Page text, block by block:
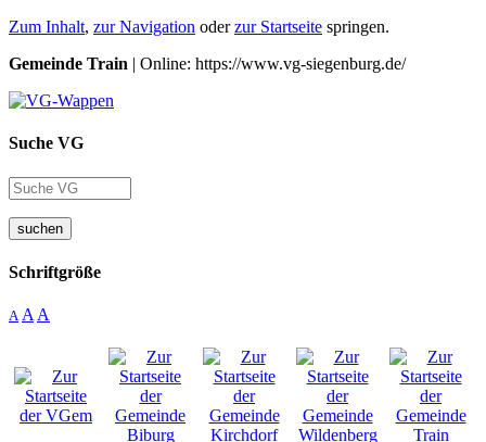
Zum Inhalt, zur Navigation oderzur Startseite springen.
Gemeinde Train | Online: https://www.vg-siegenburg.de/
Suche VG
suchen
Schriftgröße
A A A